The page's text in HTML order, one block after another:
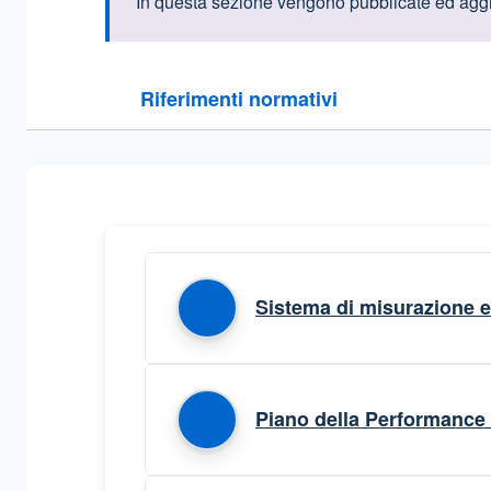
Riferimenti normativi
Sezione compressa
Sistema di misurazione
Piano della Performance